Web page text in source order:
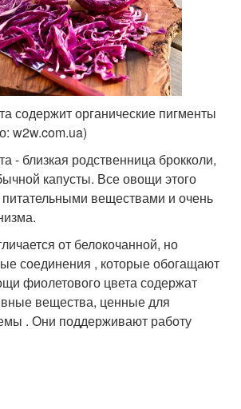
содержит органические пигменты
w2w.com.ua)
- близкая родственница брокколи,
капусты. Все овощи этого
веществами и очень
от белокочанной, но
соединения , которые обогащают
фиолетового цвета содержат
вещества, ценные для
. Они поддерживают работу